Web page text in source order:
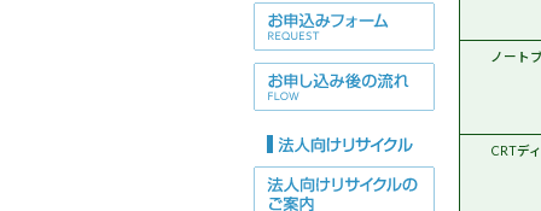
ノート
CRTデ